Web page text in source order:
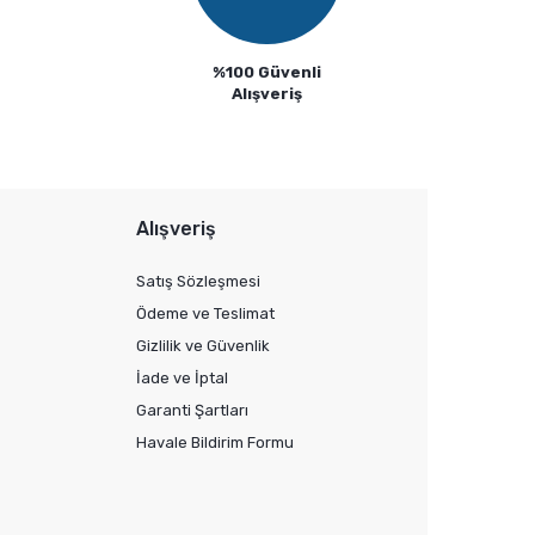
%100 Güvenli
Alışveriş
Alışveriş
Satış Sözleşmesi
Ödeme ve Teslimat
Gizlilik ve Güvenlik
İade ve İptal
Garanti Şartları
Havale Bildirim Formu